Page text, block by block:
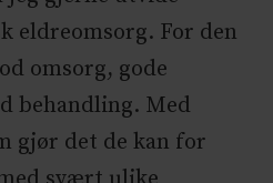
eldreomsorg. For den
omsorg, gode
behandling. Med
gjør det de kan for